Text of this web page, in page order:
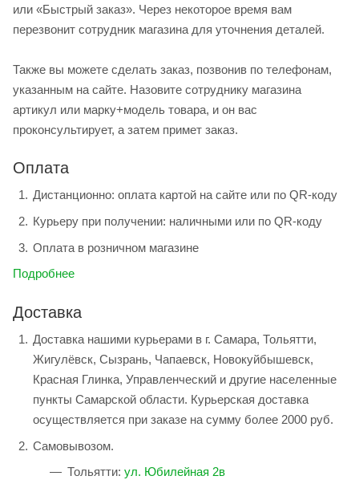
или «Быстрый заказ». Через некоторое время вам
перезвонит сотрудник магазина для уточнения деталей.
Также вы можете сделать заказ, позвонив по телефонам,
указанным на сайте. Назовите сотруднику магазина
артикул или марку+модель товара, и он вас
проконсультирует, а затем примет заказ.
Оплата
Дистанционно: оплата картой на сайте или по QR-коду
Курьеру при получении: наличными или по QR-коду
Оплата в розничном магазине
Подробнее
Доставка
Доставка нашими курьерами в г. Самара, Тольятти,
Жигулёвск, Сызрань, Чапаевск, Новокуйбышевск,
Красная Глинка, Управленческий и другие населенные
пункты Самарской области. Курьерская доставка
осуществляется при заказе на сумму более 2000 руб.
Самовывозом.
Тольятти: ул. Юбилейная 2в